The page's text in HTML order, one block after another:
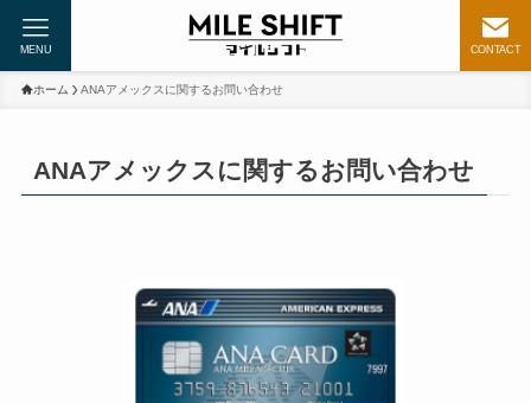
CONTACT
MENU
ホーム ANAアメックスに関するお問い合わせ
ANAアメックスに関するお問い合わせ